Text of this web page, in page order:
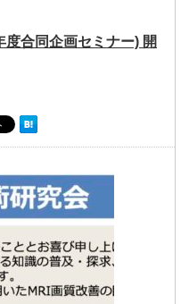
合同企画セミナー) 開